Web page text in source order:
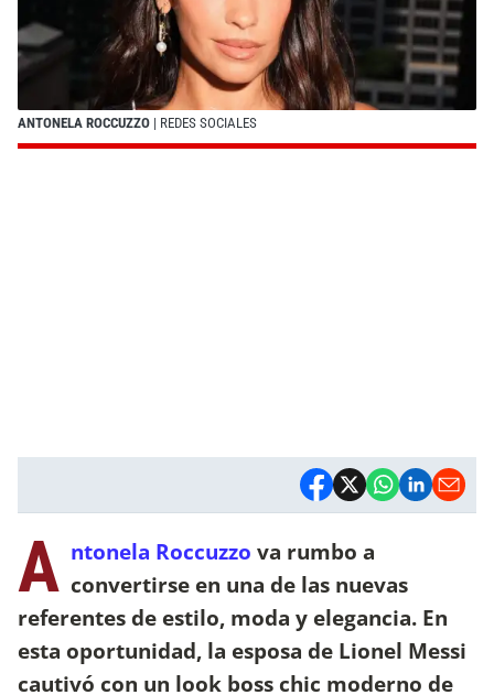
ANTONELA ROCCUZZO | REDES SOCIALES
A ntonela Roccuzzo va rumbo a
convertirse en una de las nuevas
referentes de estilo, moda y elegancia. En
esta oportunidad, la esposa de Lionel Messi
cautivó con un look boss chic moderno de